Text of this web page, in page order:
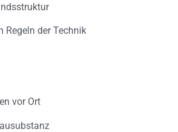
Regeln der Technik
vor Ort